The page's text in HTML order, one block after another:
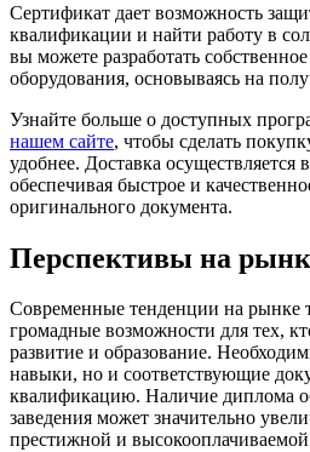
Сертификат дает возможность
квалификации и найти работу в
вы можете разработать
оборудования, основываясь на
Узнайте больше о доступных
нашем сайте, чтобы сделать
удобнее. Доставка
обеспечивая быстрое и
оригинального документа.
Перспективы на
Современные тенденции на рынке
громадные возможности для тех,
развитие и образование.
навыки, но и соответствующие
квалификацию. Наличие диплома
заведения может значительно
престижной и